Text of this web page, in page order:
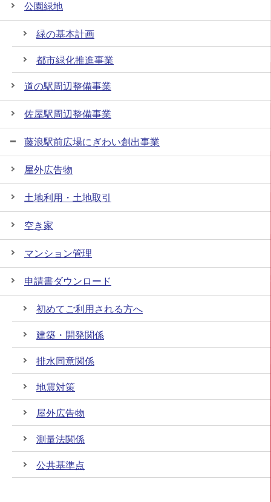
公園緑地
緑の基本計画
都市緑化推進事業
道の駅周辺整備事業
佐屋駅周辺整備事業
藤浪駅前広場にぎわい創出事業
屋外広告物
土地利用・土地取引
空き家
マンション管理
申請書ダウンロード
初めてご利用される方へ
建築・開発関係
排水同意関係
地震対策
屋外広告物
測量法関係
公共基準点